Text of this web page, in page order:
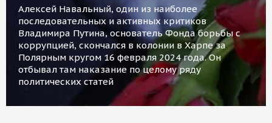
Алексей Навальный, один из наиболее
последовательных и активных критиков
Владимира Путина, основатель Фонда борьбы с
коррупцией, скончался в колонии в Харпе за
Полярным кругом 16 февраля 2024 года. Он
отбывал там наказание по целому ряду
политических статей